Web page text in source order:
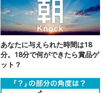
あなたに与えられた時間は18
分。18分で何ができたら賞品ゲ
ット？